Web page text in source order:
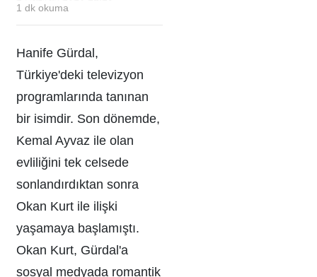
1 dk okuma
Hanife Gürdal,
Türkiye'deki televizyon
programlarında tanınan
bir isimdir. Son dönemde,
Kemal Ayvaz ile olan
evliliğini tek celsede
sonlandırdıktan sonra
Okan Kurt ile ilişki
yaşamaya başlamıştı.
Okan Kurt, Gürdal'a
sosyal medyada romantik